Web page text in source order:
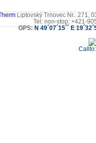
Liptovský Trnovec Nr.. 271,
Tel: non-stop: +421-
GPS:N 49´07´15´´ E